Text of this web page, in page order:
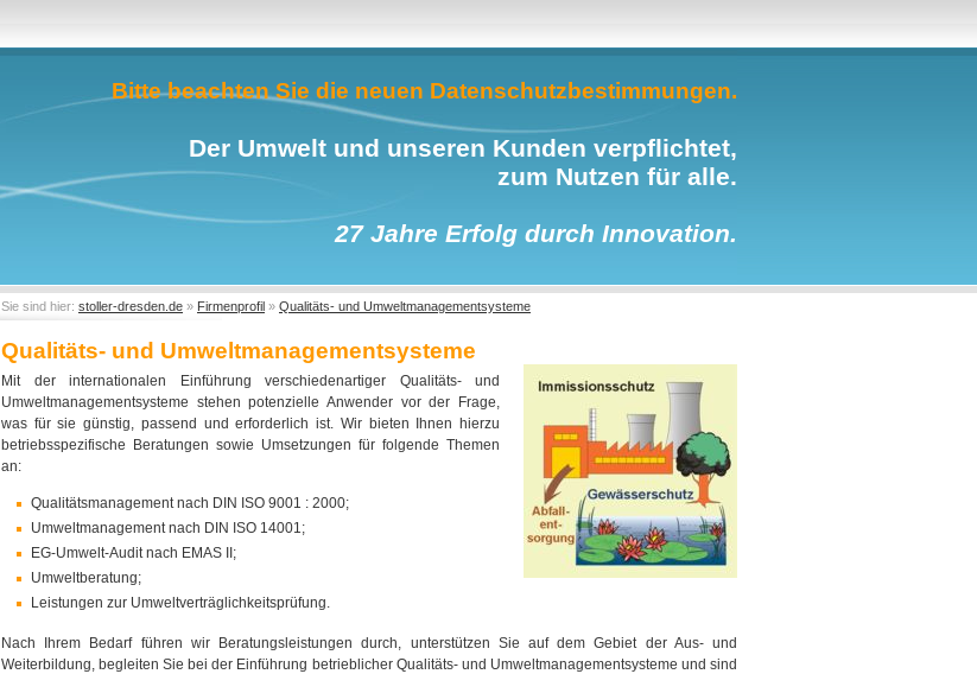
Bitte beachten Sie die neuen Datenschutzbestimmungen.
Der Umwelt und unseren Kunden verpflichtet,
zum Nutzen für alle.
27 Jahre Erfolg durch Innovation.
Sie sind hier: stoller-dresden.de » Firmenprofil » Qualitäts- und Umweltmanagementsysteme
Qualitäts- und Umweltmanagementsysteme
Mit der internationalen Einführung verschiedenartiger Qualitäts- und
Umweltmanagementsysteme stehen potenzielle Anwender vor der Frage,
was für sie günstig, passend und erforderlich ist. Wir bieten Ihnen hierzu
betriebsspezifische Beratungen sowie Umsetzungen für folgende Themen
an:
Qualitätsmanagement nach DIN ISO 9001 : 2000;
Umweltmanagement nach DIN ISO 14001;
EG-Umwelt-Audit nach EMAS II;
Umweltberatung;
Leistungen zur Umweltverträglichkeitsprüfung.
Nach Ihrem Bedarf führen wir Beratungsleistungen durch, unterstützen Sie auf dem Gebiet der Aus- und
Weiterbildung, begleiten Sie bei der Einführung betrieblicher Qualitäts- und Umweltmanagementsysteme und sind